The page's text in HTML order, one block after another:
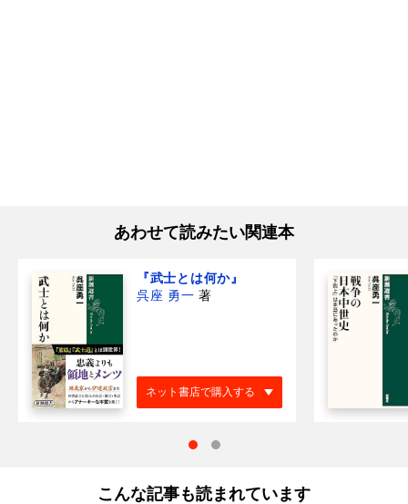
あわせて読みたい関連本
『武士とは何か』
呉座 勇一 著
ネット書店で購入する
こんな記事も読まれています